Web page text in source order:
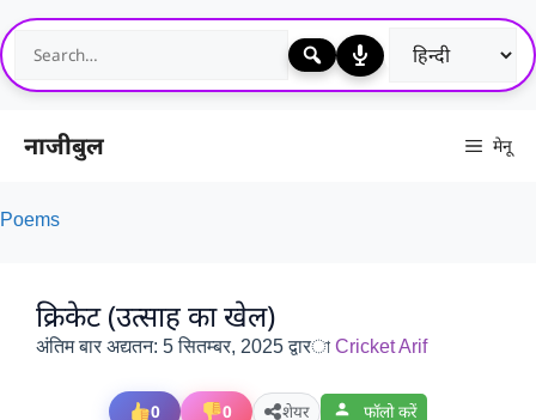
Skip
to
content
नाजीबुल मेनू
Poems
क्रिकेट (उत्साह का खेल)
अंतिम बार अद्यतन: 5 सितम्बर, 2025द्वारা Cricket Arif
0 0 शेयर फॉलो करें